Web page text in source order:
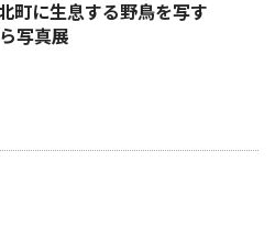
町に生息する野鳥を写す
写真展